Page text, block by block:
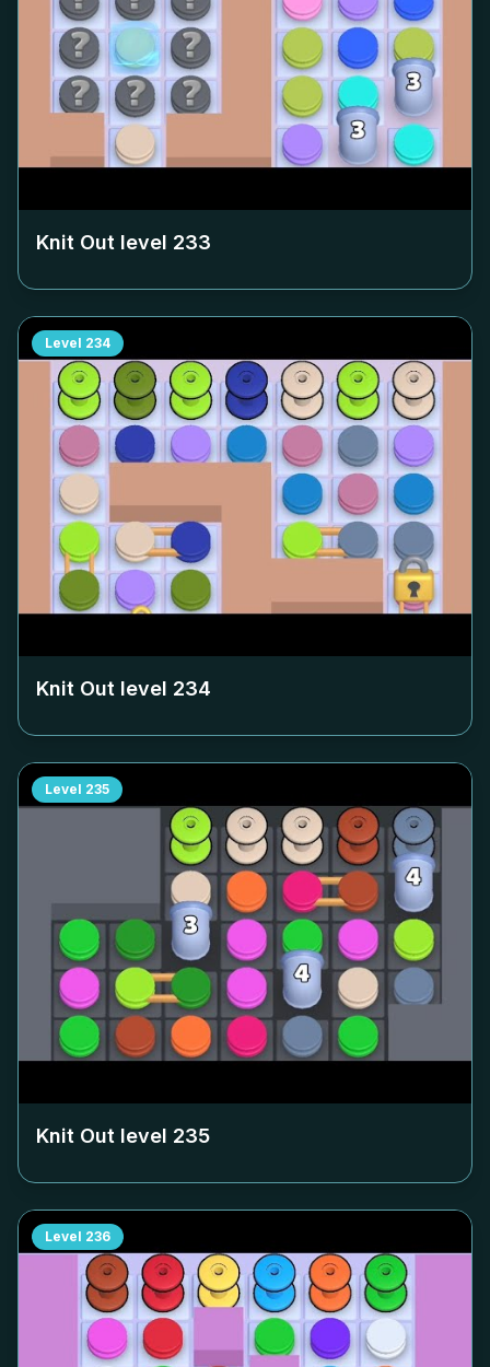
Knit Out level 233
Level 234
Knit Out level 234
Level 235
Knit Out level 235
Level 236